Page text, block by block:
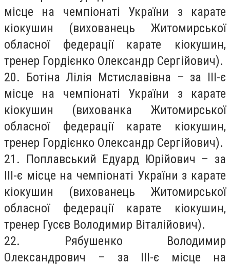
місце на чемпіонаті України з карате
кіокушин (вихованець Житомирської
обласної федерації карате кіокушин,
тренер Гордієнко Олександр Сергійович).
20. Ботіна Лілія Мстиславівна – за ІІІ-є
місце на чемпіонаті України з карате
кіокушин (вихованка Житомирської
обласної федерації карате кіокушин,
тренер Гордієнко Олександр Сергійович).
21. Поплавський Едуард Юрійович – за
ІІІ-є місце на чемпіонаті України з карате
кіокушин (вихованець Житомирської
обласної федерації карате кіокушин,
тренер Гусєв Володимир Віталійович).
22. Рябушенко Володимир
Олександрович – за ІІІ-є місце на